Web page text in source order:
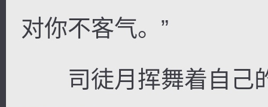
对你不客气。”
司徒月挥舞着自己